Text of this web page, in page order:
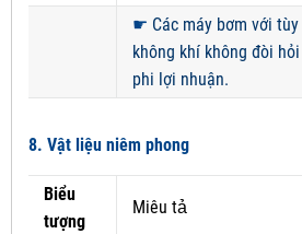
☛ Các máy bơm với
không khí không đòi
phi lợi nhuận.
8. Vật liệu niêm phong
Biểu
tượng
Miêu tả